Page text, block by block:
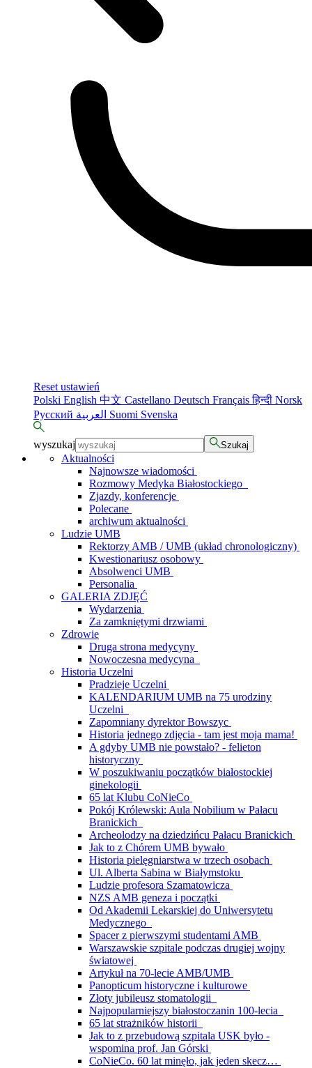
Reset ustawień
Polski English 中文 Castellano Deutsch Françaisहिन्दी Norsk
Русский
Suomi Svenska
wyszukaj Szukaj
Aktualności
Najnowsze wiadomości
Rozmowy Medyka Białostockiego
Zjazdy, konferencje
Polecane
archiwum aktualności
Ludzie UMB
Rektorzy AMB / UMB (układ chronologiczny)
Kwestionariusz osobowy
Absolwenci UMB
Personalia
GALERIA ZDJĘĆ
Wydarzenia
Za zamkniętymi drzwiami
Zdrowie
Druga strona medycyny
Nowoczesna medycyna
Historia Uczelni
Pradzieje Uczelni
KALENDARIUM UMB na 75 urodziny
Uczelni
Zapomniany dyrektor Bowszyc
Historia jednego zdjęcia - tam jest moja mama!
A gdyby UMB nie powstało? - felieton
historyczny
W poszukiwaniu początków białostockiej
ginekologii
65 lat Klubu CoNieCo
Pokój Królewski: Aula Nobilium w Pałacu
Branickich
Archeolodzy na dziedzińcu Pałacu Branickich
Jak to z Chórem UMB bywało
Historia pielęgniarstwa w trzech osobach
Ul. Alberta Sabina w Białymstoku
Ludzie profesora Szamatowicza
NZS AMB geneza i początki
Od Akademii Lekarskiej do Uniwersytetu
Medycznego
Spacer z pierwszymi studentami AMB
Warszawskie szpitale podczas drugiej wojny
światowej
Artykuł na 70-lecie AMB/UMB
Panopticum historyczne i kulturowe
Złoty jubileusz stomatologii
Najpopularniejszy białostoczanin 100-lecia
65 lat strażników historii
Jak to z przebudową szpitala USK było -
wspomina prof. Jan Górski
CoNieCo. 60 lat minęło, jak jeden skecz…